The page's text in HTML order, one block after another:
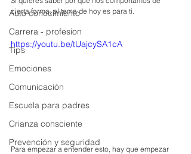
Auto conocimiento
Carrera - profesion
Tips
Emociones
Comunicación
Escuela para padres
Crianza consciente
Prevención y seguridad
cierta forma, el tema de hoy es para ti.
https://youtu.be/tUajcySA1cA
Para empezar a entender esto, hay que empezar